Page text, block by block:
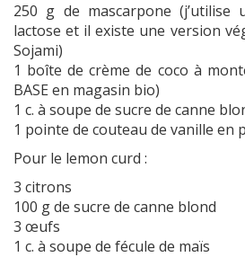
250 g de mascarpone (j’utilise
lactose et il existe une version
Sojami)
1 boîte de crème de coco à
BASE en magasin bio)
1 c. à soupe de sucre de canne
1 pointe de couteau de vanille en
Pour le lemon curd :
3 citrons
100 g de sucre de canne blond
3 œufs
1 c. à soupe de fécule de maïs